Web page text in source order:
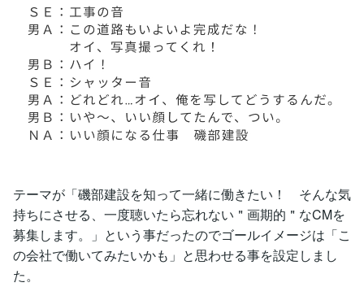
テーマが「磯部建設を知って一緒に働きたい！ そんな気
持ちにさせる、一度聴いたら忘れない＂画期的＂なCMを
募集します。」という事だったのでゴールイメージは「こ
の会社で働いてみたいかも」と思わせる事を設定しまし
た。